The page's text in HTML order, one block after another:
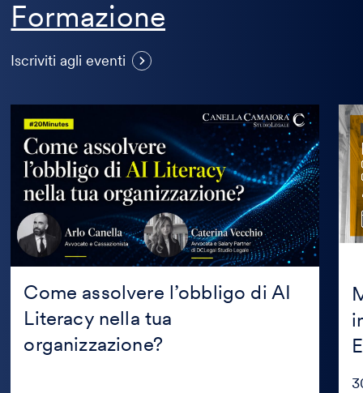
Formazione
Iscriviti agli eventi
eventi
Come assolvere l’obbligo di AI
Literacy nella tua
organizzazione?
assolvere
l’obbligo
Literacy
nella
tua
organizzazione?
in
con